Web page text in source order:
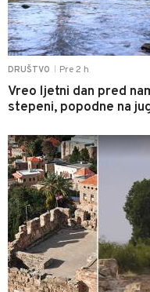
DRUŠTVO Pre 2 h
Vreo ljetni dan pred
stepeni, popodne na